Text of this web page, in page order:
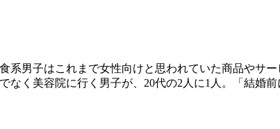
系男子はこれまで女性向けと思われていた商品やサ
く美容院に行く男子が、20代の2人に1人。「結婚